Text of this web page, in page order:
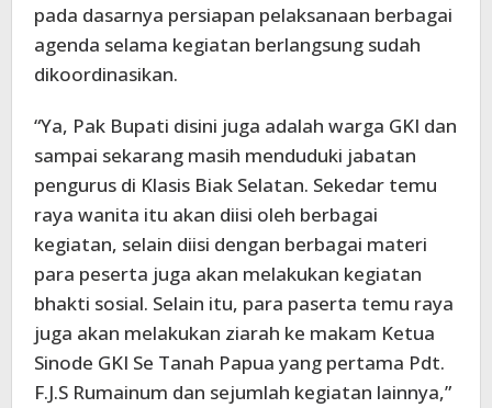
pada dasarnya persiapan pelaksanaan berbagai
agenda selama kegiatan berlangsung sudah
dikoordinasikan.
“Ya, Pak Bupati disini juga adalah warga GKI dan
sampai sekarang masih menduduki jabatan
pengurus di Klasis Biak Selatan. Sekedar temu
raya wanita itu akan diisi oleh berbagai
kegiatan, selain diisi dengan berbagai materi
para peserta juga akan melakukan kegiatan
bhakti sosial. Selain itu, para paserta temu raya
juga akan melakukan ziarah ke makam Ketua
Sinode GKI Se Tanah Papua yang pertama Pdt.
F.J.S Rumainum dan sejumlah kegiatan lainnya,”